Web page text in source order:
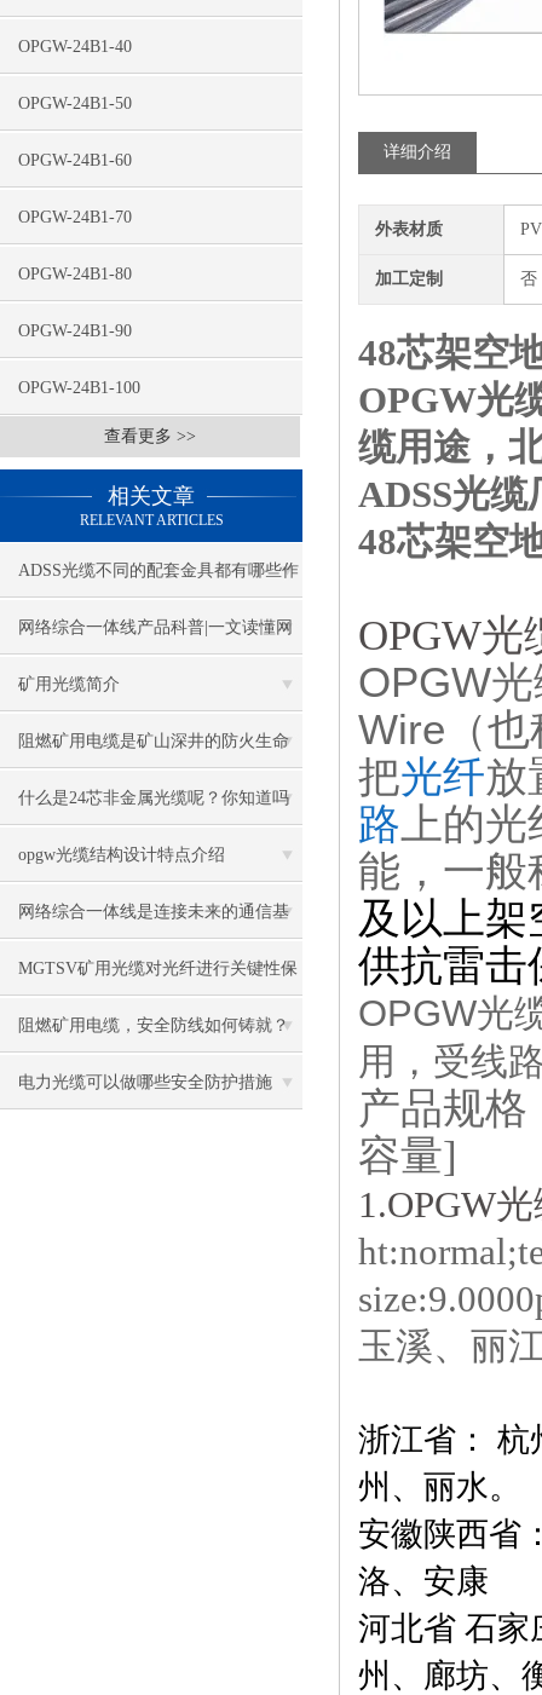
OPGW-24B1-40
OPGW-24B1-50
OPGW-24B1-60
OPGW-24B1-70
OPGW-24B1-80
OPGW-24B1-90
OPGW-24B1-100
查看更多 >>
相关文章
RELEVANT ARTICLES
ADSS光缆不同的配套金具都有哪些作
用
网络综合一体线产品科普|一文读懂网
络综合一体线
矿用光缆简介
阻燃矿用电缆是矿山深井的防火生命
线
什么是24芯非金属光缆呢？你知道吗
opgw光缆结构设计特点介绍
网络综合一体线是连接未来的通信基
础设施
MGTSV矿用光缆对光纤进行关键性保
护
阻燃矿用电缆，安全防线如何铸就？
电力光缆可以做哪些安全防护措施
详细介绍
外表材质
加工定制 否
48芯架空
OPGW光
缆用途，
ADSS光
48芯架空
OPGW光
OPGW
Wire（也
把光纤放
路上的光
能，一般
及以上
供抗雷击
OPGW光
用，受线
产品规格
容量]
1.OPGW
玉溪、丽
浙江省： 杭
州、丽水。
安徽陕西省
洛、安康
河北省 石家
州、廊坊、